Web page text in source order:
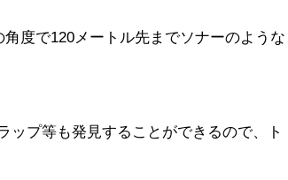
度で120メートル先までソナーのような
ップ等も発見することができるので、ト